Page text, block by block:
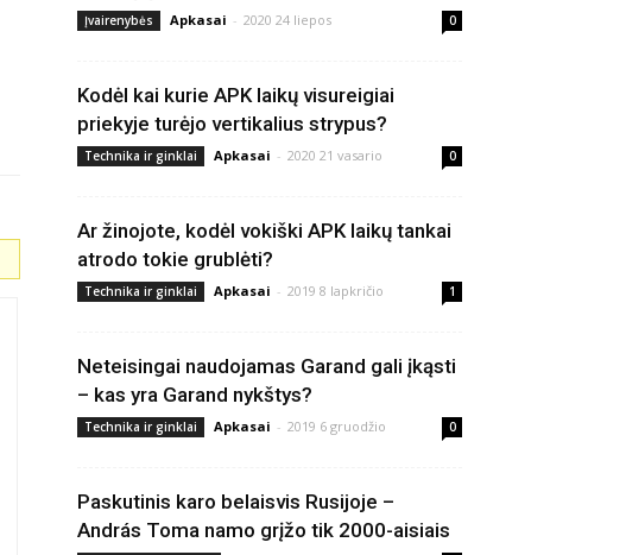
Įvairenybės Apkasai - 2020 24 liepos 0
Kodėl kai kurie APK laikų visureigiai
priekyje turėjo vertikalius strypus?
Technika ir ginklai Apkasai - 2020 21 vasario 0
Ar žinojote, kodėl vokiški APK laikų tankai
atrodo tokie grublėti?
Technika ir ginklai Apkasai - 2019 8 lapkričio 1
Neteisingai naudojamas Garand gali įkąsti
– kas yra Garand nykštys?
Technika ir ginklai Apkasai - 2019 6 gruodžio 0
Paskutinis karo belaisvis Rusijoje –
András Toma namo grįžo tik 2000-aisiais